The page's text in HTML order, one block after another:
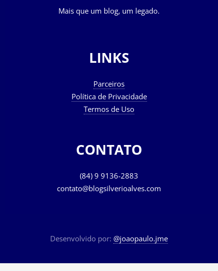
Mais que um blog, um legado.
LINKS
Parceiros
Política de Privacidade
Termos de Uso
CONTATO
(84) 9 9136-2883
contato@blogsilverioalves.com
Desenvolvido por: @joaopaulo.jme